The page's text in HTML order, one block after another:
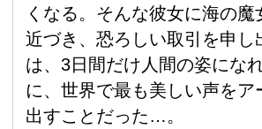
くなる。そんな彼女に海の魔
近づき、恐ろしい取引を申し
は、3日間だけ人間の姿にな
に、世界で最も美しい声をア
出すことだった…。